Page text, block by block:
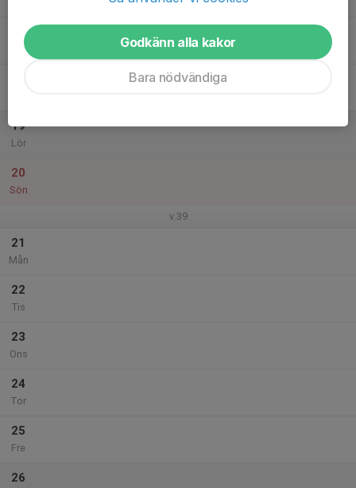
17
Tor
19
Lör
20
Sön
v.39
21
Mån
22
Tis
23
Ons
24
Tor
25
Fre
26
Godkänn alla kakor
Bara nödvändiga